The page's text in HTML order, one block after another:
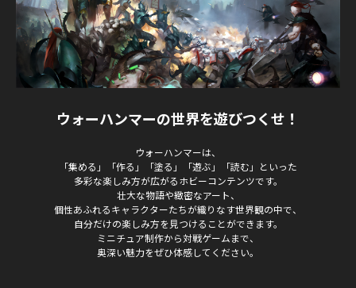
ウォーハンマーの世界を遊びつくせ！
ウォーハンマーは、
「集める」「作る」「塗る」「遊ぶ」「読む」といった
多彩な楽しみ方が広がるホビーコンテンツです。
壮大な物語や緻密なアート、
個性あふれるキャラクターたちが織りなす世界観の中で、
自分だけの楽しみ方を見つけることができます。
ミニチュア制作から対戦ゲームまで、
奥深い魅力をぜひ体感してください。